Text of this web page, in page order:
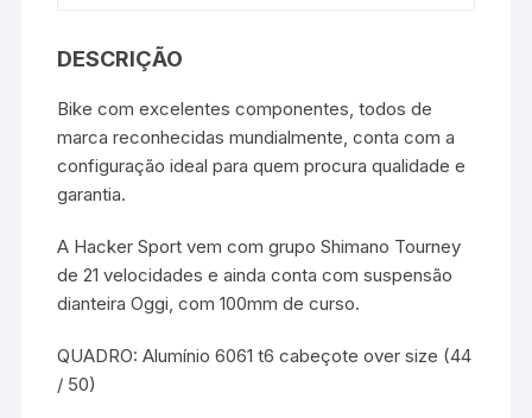
DESCRIÇÃO
Bike com excelentes componentes, todos de
marca reconhecidas mundialmente, conta com a
configuração ideal para quem procura qualidade e
garantia.
A Hacker Sport vem com grupo Shimano Tourney
de 21 velocidades e ainda conta com suspensão
dianteira Oggi, com 100mm de curso.
QUADRO: Alumínio 6061 t6 cabeçote over size (44
/ 50)